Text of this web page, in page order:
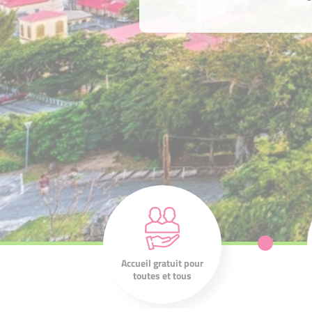
Accueil gratuit pour
toutes et tous
Nos 210
associations sont à
l'écoute de votre
projet et de vos
ambitions.